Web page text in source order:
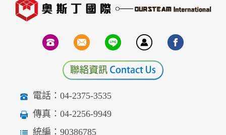
電話：04-2375-3535
傳真：04-2256-9949
統編：90386785